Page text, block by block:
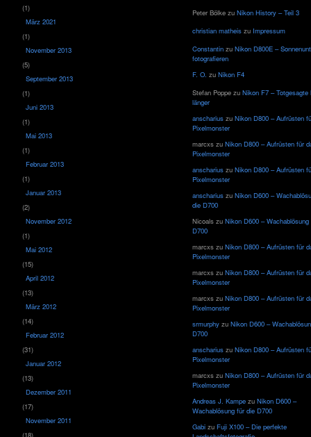
(1)
März 2021
(1)
November 2013
(5)
September 2013
(1)
Juni 2013
(1)
Mai 2013
(1)
Februar 2013
(1)
Januar 2013
(2)
November 2012
(1)
Mai 2012
(15)
April 2012
(13)
März 2012
(14)
Februar 2012
(31)
Januar 2012
(13)
Dezember 2011
(17)
November 2011
(18)
Peter Bölke zuNikon History – Teil 3
christian matheis zu Impressum
Constantin zuNikon D800E –
fotografieren
F. O. zuNikon F4
Stefan Poppe zuNikon F7 – Totgesagte
länger
anscharius zuNikon D800 – Aufrüsten
Pixelmonster
marcxs zuNikon D800 – Aufrüsten für
Pixelmonster
anscharius zuNikon D800 – Aufrüsten
Pixelmonster
anscharius zuNikon D600 –
die D700
Nicoals zuNikon D600 –
D700
marcxs zuNikon D800 – Aufrüsten für
Pixelmonster
marcxs zuNikon D800 – Aufrüsten für
Pixelmonster
marcxs zuNikon D800 – Aufrüsten für
Pixelmonster
srmurphy zuNikon D600 –
D700
anscharius zuNikon D800 – Aufrüsten
Pixelmonster
marcxs zuNikon D800 – Aufrüsten für
Pixelmonster
Andreas J. Kampe zuNikon D600 –
Wachablösung für die D700
Gabi zuFuji X100 – Die perfekte